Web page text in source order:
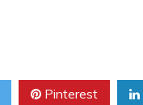
Pinterest